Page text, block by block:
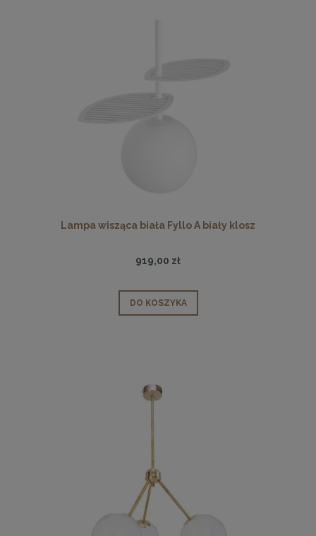
Lampa wisząca biała Fyllo A biały klosz
919,00 zł
DO KOSZYKA